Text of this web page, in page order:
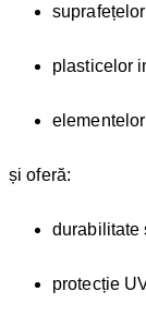
plasticelor
și oferă:
durabilitate
protecție